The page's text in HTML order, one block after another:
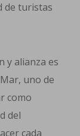
de turistas
y alianza es
uno de
como
del
cada